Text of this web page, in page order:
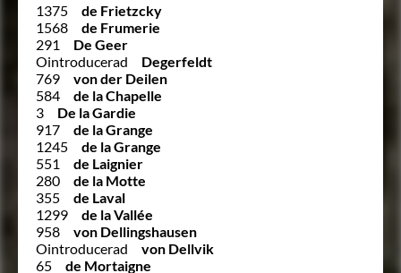
1375
de Frietzcky
1568
de Frumerie
291
De Geer
Ointroducerad
Degerfeldt
769
von der Deilen
584
de la Chapelle
3
De la Gardie
917
de la Grange
1245
de la Grange
551
de Laignier
280
de la Motte
355
de Laval
1299
de la Vallée
958
von Dellingshausen
Ointroducerad
von Dellvik
65
de Mortaigne